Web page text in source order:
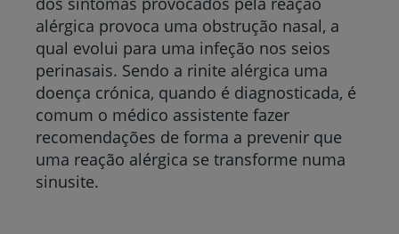
alérgica provoca uma obstrução nasal, a
qual evolui para uma infeção nos seios
perinasais. Sendo a rinite alérgica uma
doença crónica, quando é diagnosticada, é
comum o médico assistente fazer
recomendações de forma a prevenir que
uma reação alérgica se transforme numa
sinusite.